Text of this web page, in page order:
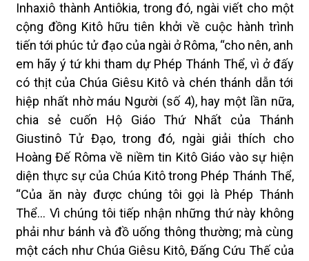
Inhaxiô thành Antiôkia, trong đó, ngài viết cho một
cộng đồng Kitô hữu tiên khởi về cuộc hành trình
tiến tới phúc tử đạo của ngài ở Rôma, “cho nên, anh
em hãy ý tứ khi tham dự Phép Thánh Thể, vì ở đấy
có thịt của Chúa Giêsu Kitô và chén thánh dẫn tới
hiệp nhất nhờ máu Người (số 4), hay một lần nữa,
chia sẻ cuốn Hộ Giáo Thứ Nhất của Thánh
Giustinô Tử Đạo, trong đó, ngài giải thích cho
Hoàng Đế Rôma về niềm tin Kitô Giáo vào sự hiện
diện thực sự của Chúa Kitô trong Phép Thánh Thể,
“Của ăn này được chúng tôi gọi là Phép Thánh
Thể... Vì chúng tôi tiếp nhận những thứ này không
phải như bánh và đồ uống thông thường; mà cùng
một cách như Chúa Giêsu Kitô, Đấng Cứu Thế của